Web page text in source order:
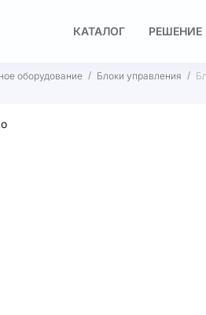
КАТАЛОГ
оборудование Блоки управления